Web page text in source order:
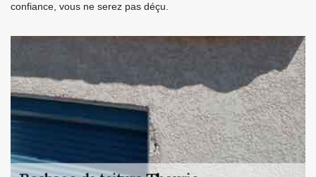
confiance, vous ne serez pas déçu.